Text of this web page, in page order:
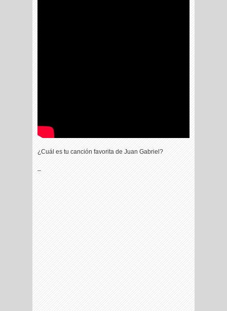
¿Cuál es tu canción favorita de Juan Gabriel?
_